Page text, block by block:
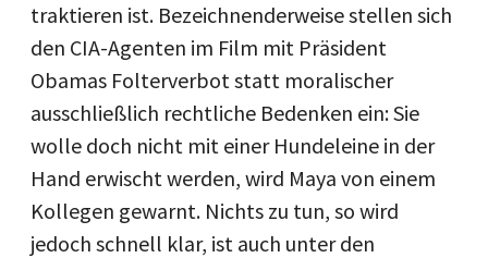
traktieren ist. Bezeichnenderweise stellen sich
den CIA-Agenten im Film mit Präsident
Obamas Folterverbot statt moralischer
ausschließlich rechtliche Bedenken ein: Sie
wolle doch nicht mit einer Hundeleine in der
Hand erwischt werden, wird Maya von einem
Kollegen gewarnt. Nichts zu tun, so wird
jedoch schnell klar, ist auch unter den